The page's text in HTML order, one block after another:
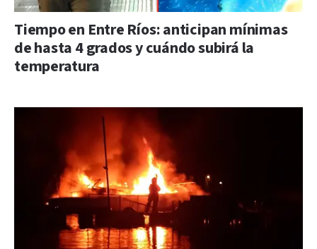
Tiempo en Entre Ríos: anticipan mínimas
de hasta 4 grados y cuándo subirá la
temperatura